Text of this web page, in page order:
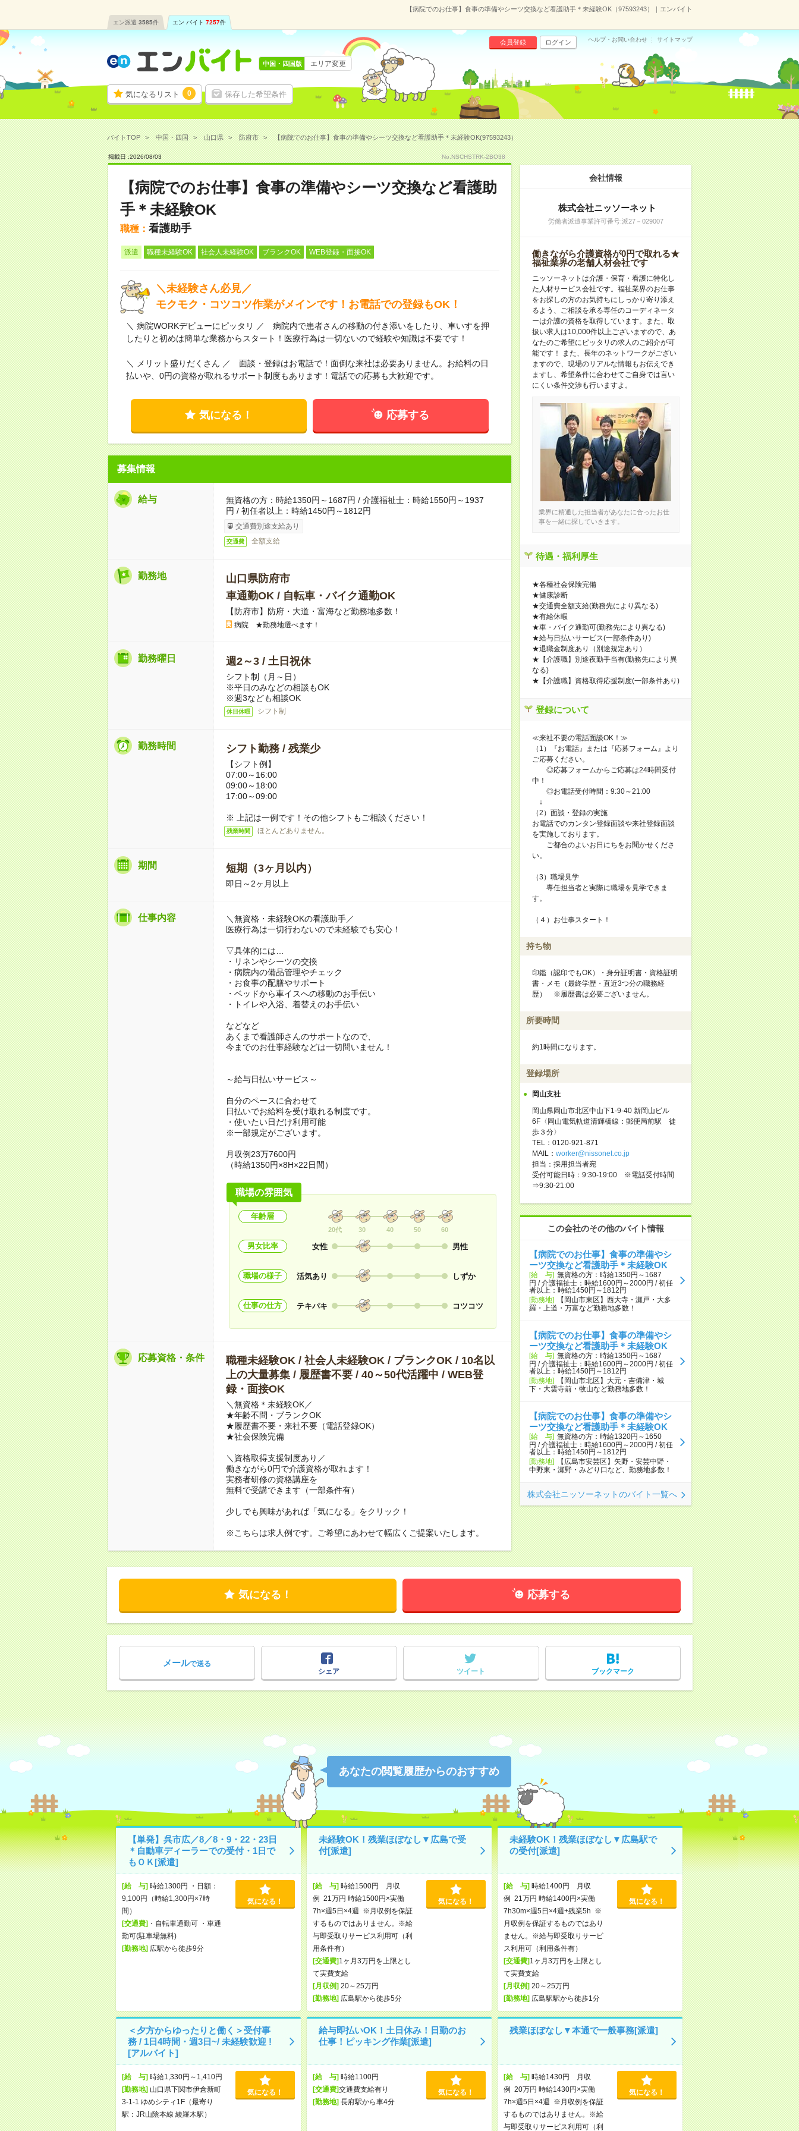
【病院でのお仕事】食事の準備やシーツ交換など看護助手＊未経験OK（97593243）｜エンバイト
エン派遣 3585件 エン バイト 7257件
気になるリスト 0 保存した希望条件
会員登録 ログイン ヘルプ・お問い合わせ サイトマップ
中国・四国版 エリア変更
バイトTOP 中国・四国 山口県 防府市 【病院でのお仕事】食事の準備やシーツ交換など看護助手＊未経験OK(97593243）
掲載日 :2026/08/03 No.NSCHSTRK-2BO38
【病院でのお仕事】食事の準備やシーツ交換など看護助
手＊未経験OK
職種： 看護助手
派遣 職種未経験OK 社会人未経験OK ブランクOK WEB登録・面接OK
＼未経験さん必見／
モクモク・コツコツ作業がメインです！お電話での登録もOK！
＼ 病院WORKデビューにピッタリ ／ 病院内で患者さんの移動の付き添いをしたり、車いすを押
したりと初めは簡単な業務からスタート！医療行為は一切ないので経験や知識は不要です！
＼ メリット盛りだくさん ／ 面談・登録はお電話で！面倒な来社は必要ありません。お給料の日
払いや、0円の資格が取れるサポート制度もあります！電話での応募も大歓迎です。
気になる！ 応募する
募集情報
給与
無資格の方：時給1350円～1687円 / 介護福祉士：時給1550円～1937
円 / 初任者以上：時給1450円～1812円
交通費別途支給あり
交通費 全額支給
勤務地
山口県防府市
車通勤OK / 自転車・バイク通勤OK
【防府市】防府・大道・富海など勤務地多数！
病院 ★勤務地選べます！
勤務曜日 週2～3 / 土日祝休
シフト制（月～日）
※平日のみなどの相談もOK
※週3なども相談OK
休日休暇 シフト制
勤務時間 シフト勤務 / 残業少
【シフト例】
07:00～16:00
09:00～18:00
17:00～09:00
※ 上記は一例です！その他シフトもご相談ください！
残業時間 ほとんどありません。
期間 短期（3ヶ月以内）
即日～2ヶ月以上
仕事内容
＼無資格・未経験OKの看護助手／
医療行為は一切行わないので未経験でも安心！
▽具体的には…
・リネンやシーツの交換
・病院内の備品管理やチェック
・お食事の配膳やサポート
・ベッドから車イスへの移動のお手伝い
・トイレや入浴、着替えのお手伝い
などなど
あくまで看護師さんのサポートなので、
今までのお仕事経験などは一切問いません！
～給与日払いサービス～
自分のペースに合わせて
日払いでお給料を受け取れる制度です。
・使いたい日だけ利用可能
※一部規定がございます。
月収例23万7600円
（時給1350円×8H×22日間）
職場の雰囲気
年齢層
20代 30 40 50 60
男女比率 女性 男性
職場の様子 活気あり しずか
仕事の仕方 テキパキ コツコツ
応募資格・条件
職種未経験OK / 社会人未経験OK / ブランクOK / 10名以
上の大量募集 / 履歴書不要 / 40～50代活躍中 / WEB登
録・面接OK
＼無資格＊未経験OK／
★年齢不問・ブランクOK
★履歴書不要・来社不要（電話登録OK）
★社会保険完備
＼資格取得支援制度あり／
働きながら0円で介護資格が取れます！
実務者研修の資格講座を
無料で受講できます（一部条件有）
少しでも興味があれば「気になる」をクリック！
※こちらは求人例です。ご希望にあわせて幅広くご提案いたします。
会社情報
株式会社ニッソーネット
労働者派遣事業許可番号:派27－029007
働きながら介護資格が0円で取れる★
福祉業界の老舗人材会社です
ニッソーネットは介護・保育・看護に特化し
た人材サービス会社です。福祉業界のお仕事
をお探しの方のお気持ちにしっかり寄り添え
るよう、ご相談を承る専任のコーディネータ
ーは介護の資格を取得しています。また、取
扱い求人は10,000件以上ございますので、あ
なたのご希望にピッタリの求人のご紹介が可
能です！ また、長年のネットワークがござい
ますので、現場のリアルな情報もお伝えでき
ますし、希望条件に合わせてご自身では言い
にくい条件交渉も行いますよ。
業界に精通した担当者があなたに合ったお仕
事を一緒に探していきます。
待遇・福利厚生
★各種社会保険完備
★健康診断
★交通費全額支給(勤務先により異なる)
★有給休暇
★車・バイク通勤可(勤務先により異なる)
★給与日払いサービス(一部条件あり)
★退職金制度あり（別途規定あり）
★【介護職】別途夜勤手当有(勤務先により異
なる)
★【介護職】資格取得応援制度(一部条件あり)
登録について
≪来社不要の電話面談OK！≫
（1）『お電話』または『応募フォーム』より
ご応募ください。
◎応募フォームからご応募は24時間受付
中！
◎お電話受付時間：9:30～21:00
↓
（2）面談・登録の実施
お電話でのカンタン登録面談や来社登録面談
を実施しております。
ご都合のよいお日にちをお聞かせくださ
い。
（3）職場見学
専任担当者と実際に職場を見学できま
す。
（４）お仕事スタート！
持ち物
印鑑（認印でもOK）・身分証明書・資格証明
書・メモ（最終学歴・直近3つ分の職務経
歴） ※履歴書は必要ございません。
所要時間
約1時間になります。
登録場所
岡山支社
岡山県岡山市北区中山下1-9-40 新岡山ビル
6F〈岡山電気軌道清輝橋線：郵便局前駅 徒
歩３分〉
TEL：0120-921-871
MAIL： worker@nissonet.co.jp
担当：採用担当者宛
受付可能日時：9:30-19:00 ※電話受付時間
⇒9:30-21:00
この会社のその他のバイト情報
【病院でのお仕事】食事の準備やシ
ーツ交換など看護助手＊未経験OK
[給 与] 無資格の方：時給1350円～1687
円 / 介護福祉士：時給1600円～2000円 / 初任
者以上：時給1450円～1812円
[勤務地]
【岡山市東区】西大寺・瀬戸・大多
羅・上道・万富など勤務地多数！
【病院でのお仕事】食事の準備やシ
ーツ交換など看護助手＊未経験OK
[給 与] 無資格の方：時給1350円～1687
円 / 介護福祉士：時給1600円～2000円 / 初任
者以上：時給1450円～1812円
[勤務地]
【岡山市北区】大元・吉備津・城
下・大雲寺前・牧山など勤務地多数！
【病院でのお仕事】食事の準備やシ
ーツ交換など看護助手＊未経験OK
[給 与] 無資格の方：時給1320円～1650
円 / 介護福祉士：時給1600円～2000円 / 初任
者以上：時給1450円～1812円
[勤務地]
【広島市安芸区】矢野・安芸中野・
中野東・瀬野・みどり口など、勤務地多数！
株式会社ニッソーネットのバイト一覧へ
気になる！ 応募する
メールで送る
シェア
ツイート ブックマーク
あなたの閲覧履歴からのおすすめ
【単発】呉市広／8／8・9・22・23日
＊自動車ディーラーでの受付・1日で
もＯＫ[派遣]
[給 与]時給1300円 ・日額：
9,100円（時給1,300円×7時
間）
[交通費]・自転車通勤可 ・車通
勤可(駐車場無料)
[勤務地]広駅から徒歩9分
気になる！
未経験OK！残業ほぼなし▼広島で受
付[派遣]
[給 与]時給1500円 月収
例 21万円 時給1500円×実働
7h×週5日×4週 ※月収例を保証
するものではありません。※給
与即受取りサービス利用可（利
用条件有）
[交通費]1ヶ月3万円を上限とし
て実費支給
[月収例]20～25万円
[勤務地]広島駅から徒歩5分
気になる！
未経験OK！残業ほぼなし▼広島駅で
の受付[派遣]
[給 与]時給1400円 月収
例 21万円 時給1400円×実働
7h30m×週5日×4週+残業5h ※
月収例を保証するものではあり
ません。※給与即受取りサービ
ス利用可（利用条件有）
[交通費]1ヶ月3万円を上限とし
て実費支給
[月収例]20～25万円
[勤務地]広島駅駅から徒歩1分
気になる！
＜夕方からゆったりと働く＞受付事
務 / 1日4時間・週3日~/ 未経験歓迎 !
[アルバイト]
[給 与]時給1,330円～1,410円
[勤務地]山口県下関市伊倉新町
3-1-1 ゆめシティ1F（最寄り
駅：JR山陰本線 綾羅木駅）
気になる！
給与即払いOK！土日休み！日勤のお
仕事！ピッキング作業[派遣]
[給 与]時給1100円
[交通費]交通費支給有り
[勤務地]長府駅から車4分
気になる！
残業ほぼなし▼本通で一般事務[派遣]
[給 与]時給1430円 月収
例 20万円 時給1430円×実働
7h×週5日×4週 ※月収例を保証
するものではありません。※給
与即受取りサービス利用可（利
気になる！